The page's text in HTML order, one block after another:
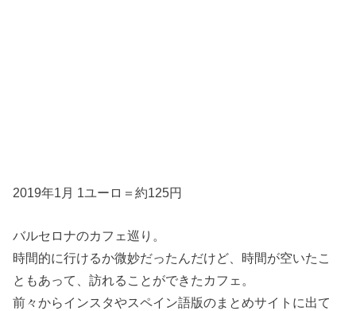
2019年1月 1ユーロ＝約125円
バルセロナのカフェ巡り。
時間的に行けるか微妙だったんだけど、時間が空いたこ
ともあって、訪れることができたカフェ。
前々からインスタやスペイン語版のまとめサイトに出て